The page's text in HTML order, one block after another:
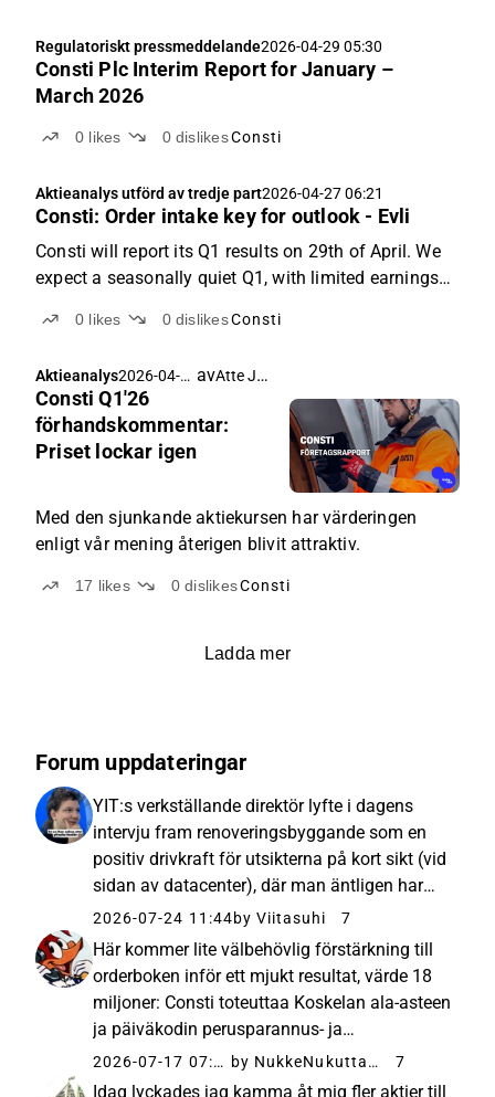
Regulatoriskt pressmeddelande2026-04-29 05:30
Consti Plc Interim Report for January –
March 2026
0 likes 0 dislikesConsti
Aktieanalys utförd av tredje part2026-04-27 06:21
Consti: Order intake key for outlook - Evli
Consti will report its Q1 results on 29th of April. We
expect a seasonally quiet Q1, with limited earnings
management commentary. While our Q1 estimates
somewhat...
0 likes 0 dislikesConsti
Aktieanalys2026-04-
21 05:00
av Atte Jortikka
Consti Q1'26
förhandskommentar:
Priset lockar igen
Med den sjunkande aktiekursen har värderingen
enligt vår mening återigen blivit attraktiv.
17 likes 0dislikesConsti
Ladda mer
Forum uppdateringar
YIT:s verkställande direktör lyfte i dagens
intervju fram renoveringsbyggande som en
positiv drivkraft för utsikterna på kort sikt (vid
sidan av datacenter), där man äntligen har
kunnat notera en återhämtning efter hela 9
kvartal i rad med nedgång. För Constis del
skulle denna vä...
2026-07-24 11:44by Viitasuhi 7
Här kommer lite välbehövlig förstärkning till
orderboken inför ett mjukt resultat, värde 18
miljoner: Consti toteuttaa Koskelan ala-asteen
ja päiväkodin perusparannus- ja
laajennushankkeen | Kauppalehti Consti har
valts som genomförare av projektet för
2026-07-17 07:04 by NukkeNukuttaja 7
Idag lyckades jag kamma åt mig fler aktier till